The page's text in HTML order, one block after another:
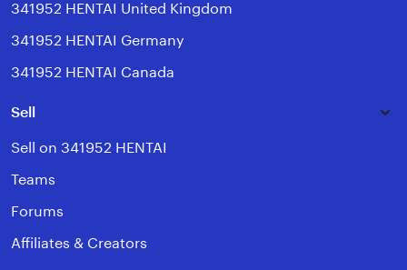
341952 HENTAI United Kingdom
341952 HENTAI Germany
341952 HENTAI Canada
Sell
Sell on 341952 HENTAI
Teams
Forums
Affiliates & Creators